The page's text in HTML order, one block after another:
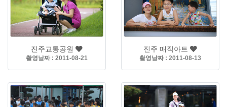
진주교통공원
촬영날짜 : 2011-08-21
진주 매직아트
촬영날짜 : 2011-08-13